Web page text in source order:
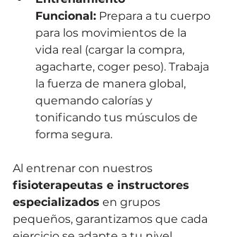
Funcional: Prepara a tu cuerpo
para los movimientos de la
vida real (cargar la compra,
agacharte, coger peso). Trabaja
la fuerza de manera global,
quemando calorías y
tonificando tus músculos de
forma segura.
Al entrenar con nuestros
fisioterapeutas e instructores
especializados en grupos
pequeños, garantizamos que cada